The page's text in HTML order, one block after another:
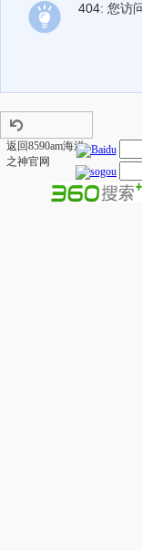
404: 您访
返回8590am海洋
之神官网